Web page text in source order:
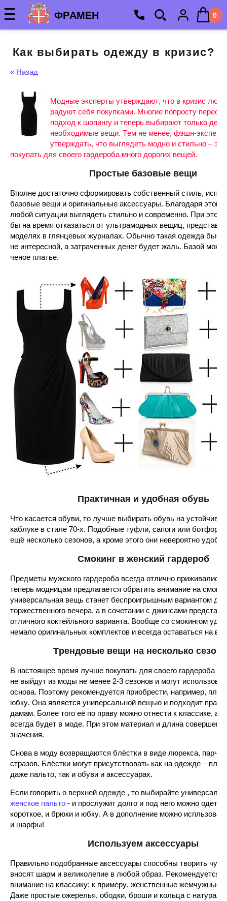
ФРАМЕН 0
Как выбирать одежду в кризис?
« Назад
Модные эксперты утверждают, что в кризис
радуют себя покупками. Многие попросту
подход к шопингу и теперь выбирают только
необходимые вещи. Тем не менее, фэшн-
утверждать, что выглядеть модно и стильно –
покупать для своего гардероба много дорогих вещей.
Простые базовые вещи
Вполне достаточно сформировать собственный стиль,
базовые вещи и оригинальные аксессуары. Благодаря
любой ситуации выглядеть стильно и современно. При этом
бы на время отказаться от ультрамодных вещиц,
моделях в глянцевых журналах. Обычно такая одежда
не интересной, а затраченных денег будет жаль. Базой
ченое платье.
Практичная и удобная обувь
Что касается обуви, то лучше выбирать обувь на
каблуке в стиле 70-х. Подобные туфли, сапоги или
ещё несколько сезонов, а кроме этого они невероятно
Смокинг в женский гардероб
Предметы мужского гардероба всегда отлично приживались
теперь модницам предлагается обратить внимание на
универсальная вещь станет беспроигрышным вариантом для
торжественного вечера, а в сочетании с джинсами
отличного коктейльного варианта. Вообще со смокингом
немало оригинальных комплектов и всегда оставаться на
Трендовые вещи на несколько
В настоящее время лучше покупать для своего гардероба
не выйдут из моды не менее 2-3 сезонов и могут
основа. Поэтому рекомендуется приобрести, например,
юбку. Она является универсальной вещью и подходит
дамам. Более того её по праву можно отнести к классике, а
всегда будет в моде. При этом материал и длина
значения.
Снова в моду возвращаются блёстки в виде люрекса, парчи,
стразов. Блёстки могут присутствовать как на одежде –
даже пальто, так и обуви и аксессуарах.
Если говорить о верхней одежде , то выбирайте
женское пальто - и прослужит долго и под него можно одеть
короткое, и брюки и юбку. А в дополнение можно
и шарфы!
Используем аксессуары
Правильно подобранные аксессуары способны творить
вносят шарм и великолепие в любой образ. Рекомендуется
внимание на классику: к примеру, женственные жемчужные
Даже простые ожерелья, ободки, броши и кольца с